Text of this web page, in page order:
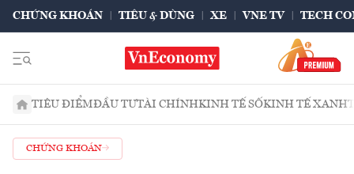
CHỨNG KHOÁN TIÊU & DÙNG XE VNE TV TECH
TIÊU ĐIỂMĐẦU TƯTÀI CHÍNHKINH TẾ SỐKINH TẾ XANH
CHỨNG KHOÁN